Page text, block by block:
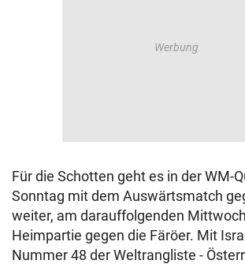
Für die Schotten geht es in der WM-
Sonntag mit dem Auswärtsmatch
weiter, am darauffolgenden
Heimpartie gegen die Färöer. Mit
Nummer 48 der Weltrangliste -